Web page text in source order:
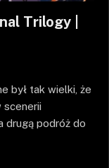
Trilogy |
był tak wielki, że
scenerii
drugą podróż do